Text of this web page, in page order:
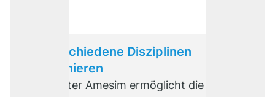
… verschiedene Disziplinen
kombinieren
Simcenter Amesim ermöglicht die